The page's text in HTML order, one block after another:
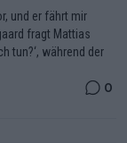
und er fährt mir
fragt Mattias
tun?‘, während der
0